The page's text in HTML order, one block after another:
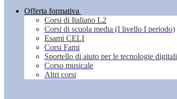
Offerta formativa
Corsi di Italiano L2
Corsi di scuola media (I livello I periodo)
Esami CELI
Corsi Fami
Sportello di aiuto per le tecnologie digitali
Corso musicale
Altri corsi